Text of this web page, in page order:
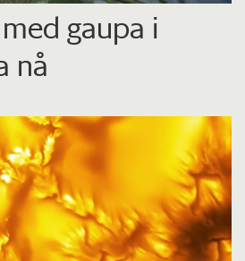
gaupa i
nå